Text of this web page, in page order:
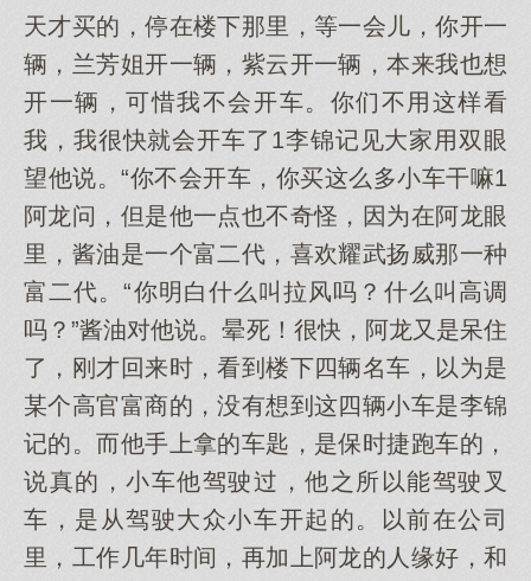
天才买的，停在楼下那里，等一会儿，你开一
辆，兰芳姐开一辆，紫云开一辆，本来我也想
开一辆，可惜我不会开车。你们不用这样看
我，我很快就会开车了1李锦记见大家用双眼
望他说。“你不会开车，你买这么多小车干嘛1
阿龙问，但是他一点也不奇怪，因为在阿龙眼
里，酱油是一个富二代，喜欢耀武扬威那一种
富二代。“你明白什么叫拉风吗？什么叫高调
吗？”酱油对他说。晕死！很快，阿龙又是呆住
了，刚才回来时，看到楼下四辆名车，以为是
某个高官富商的，没有想到这四辆小车是李锦
记的。而他手上拿的车匙，是保时捷跑车的，
说真的，小车他驾驶过，他之所以能驾驶叉
车，是从驾驶大众小车开起的。以前在公司
里，工作几年时间，再加上阿龙的人缘好，和